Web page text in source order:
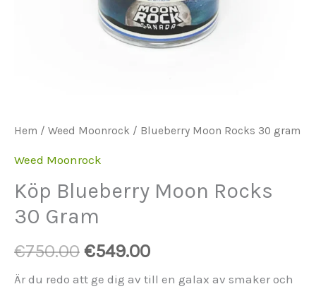
Hem / Weed Moonrock / Blueberry Moon Rocks 30 gram
Weed Moonrock
Köp Blueberry Moon Rocks
30 Gram
€750.00 Ursprungspriset
var:
€549.00Aktuellt
pris
Är du redo att ge dig av till en galax av smaker och